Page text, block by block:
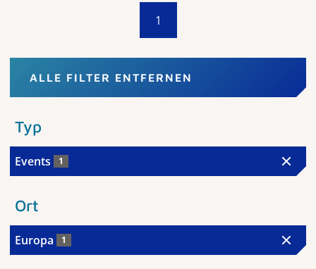
1
ALLE FILTER ENTFERNEN
Typ
Events 1
Ort
Europa 1